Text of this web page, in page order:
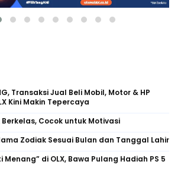
Transaksi Jual Beli Mobil, Motor & HP
Kini Makin Tepercaya
Cocok untuk Motivasi
Zodiak Sesuai Bulan dan Tanggal Lahir
di OLX, Bawa Pulang Hadiah PS 5